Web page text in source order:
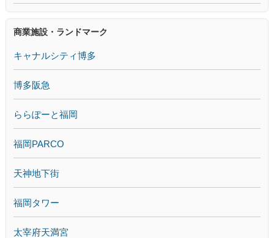
商業施設・ランドマーク
キャナルシティ博多
博多阪急
ららぽーと福岡
福岡PARCO
天神地下街
福岡タワー
太宰府天満宮